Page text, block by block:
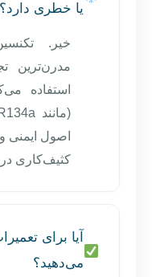
یا خطری دارد؟
خیر.
مدرن‌ترین
استفاده
اصول ایمنی
کثیف‌کاری
آیا برای
می‌دهید؟